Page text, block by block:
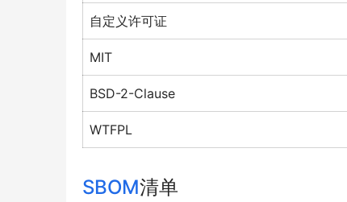
自定义许可证
MIT
BSD-2-Clause
WTFPL
SBOM清单